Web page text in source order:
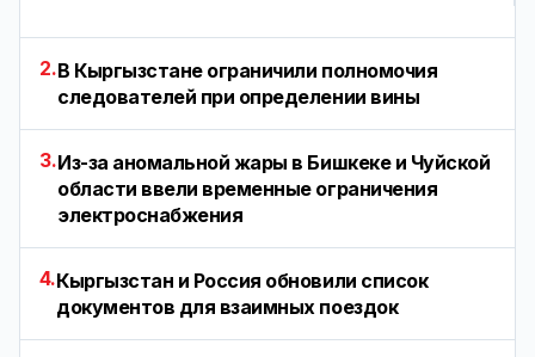
2.В Кыргызстане ограничили полномочия
следователей при определении вины
3.Из-за аномальной жары в Бишкеке и Чуйской
области ввели временные ограничения
электроснабжения
4.Кыргызстан и Россия обновили список
документов для взаимных поездок